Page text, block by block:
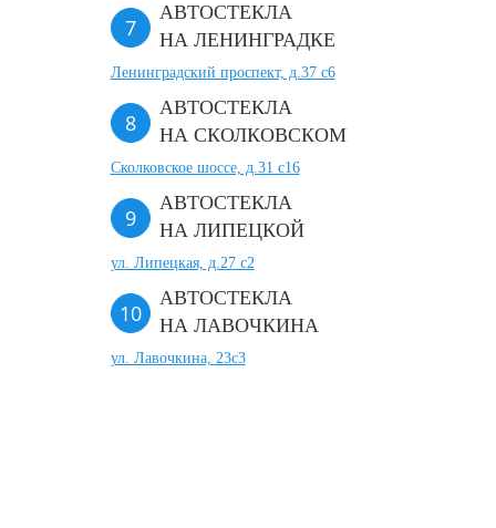
АВТОСТЕКЛА
НА ЛЕНИНГРАДКЕ
Ленинградский проспект, д.37 c6
АВТОСТЕКЛА
НА СКОЛКОВСКОМ
Сколковское шоссе, д.31 с16
АВТОСТЕКЛА
НА ЛИПЕЦКОЙ
ул. Липецкая, д.27 с2
АВТОСТЕКЛА
НА ЛАВОЧКИНА
ул. Лавочкина, 23с3